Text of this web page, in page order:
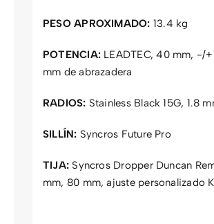
PESO APROXIMADO: 13.4 kg
POTENCIA: LEADTEC, 40 mm, -/
mm de abrazadera
RADIOS: Stainless Black 15G, 1.8
SILLÍN: Syncros Future Pro
TIJA: Syncros Dropper Duncan
mm, 80 mm, ajuste personalizado